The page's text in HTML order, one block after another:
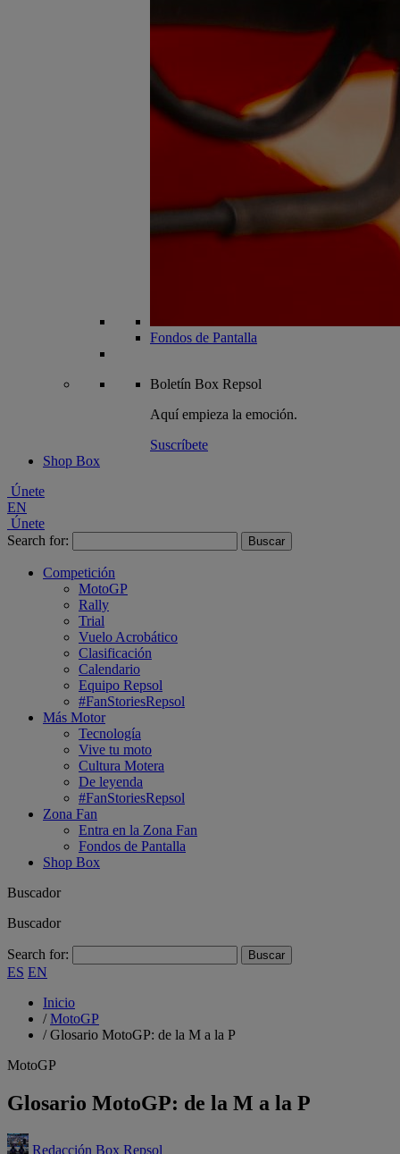
Fondos de Pantalla
Boletín Box Repsol
Aquí empieza la emoción.
Suscríbete
Shop Box
Únete
EN
Únete
Search for:
Competición
MotoGP
Rally
Trial
Vuelo Acrobático
Clasificación
Calendario
Equipo Repsol
#FanStoriesRepsol
Más Motor
Tecnología
Vive tu moto
Cultura Motera
De leyenda
#FanStoriesRepsol
Zona Fan
Entra en la Zona Fan
Fondos de Pantalla
Shop Box
Buscador
Buscador
Search for:
ES EN
Inicio
/MotoGP
/Glosario MotoGP: de la M a la P
MotoGP
Glosario MotoGP: de la M a la P
Redacción Box Repsol